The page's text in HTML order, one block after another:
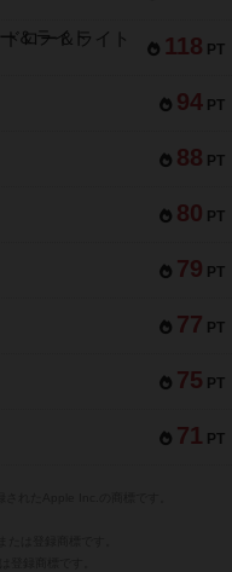
118 PT
ロー＆ライト
94 PT
88 PT
80 PT
79 PT
77 PT
75 PT
71 PT